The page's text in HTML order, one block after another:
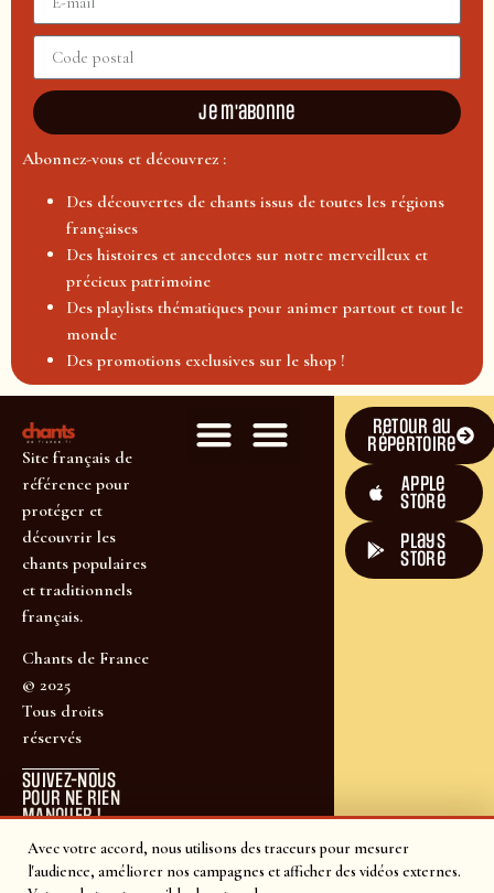
Avec votre accord, nous utilisons des traceurs pour mesurer
l'audience, améliorer nos campagnes et afficher des vidéos externes.
Je m'abonne
Abonnez-vous et découvrez :
Des découvertes de chants issus de toutes les régions
françaises
Des histoires et anecdotes sur notre merveilleux et
précieux patrimoine
Des playlists thématiques pour animer partout et tout le
monde
Des promotions exclusives sur le shop !
Site français de
référence pour
protéger et
découvrir les
chants populaires
et traditionnels
français.
Chants de France
© 2025
Tous droits
réservés
SUIVEZ-NOUS
POUR NE RIEN
MANQUER !
Retour au
répertoire
Apple
Store
plays
store